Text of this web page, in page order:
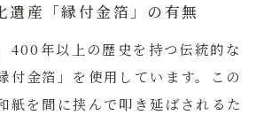
遺産「縁付金箔」の有無
400年以上の歴史を持つ伝統的な
付金箔」を使用しています。この
紙を間に挟んで叩き延ばされるた